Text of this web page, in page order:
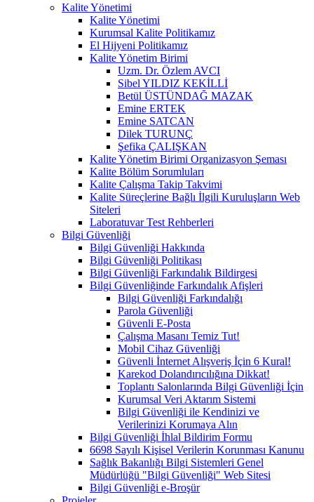
Kalite Yönetimi
Kalite Yönetimi
Kurumsal Kalite Politikamız
El Hijyeni Politikamız
Kalite Yönetim Birimi
Uzm. Dr. Özlem AVCI
Sibel YILDIZ KEKİLLİ
Betül ÜSTÜNDAĞ MAZAK
Emine ERTEK
Emine SATCAN
Dilek TURUNÇ
Şefika ÇALIŞKAN
Kalite Yönetim Birimi Organizasyon Şeması
Kalite Bölüm Sorumluları
Kalite Çalışma Takip Takvimi
Kalite Süreçlerine Bağlı İlgili Kuruluşların Web
Siteleri
Laboratuvar Test Rehberleri
Bilgi Güvenliği
Bilgi Güvenliği Hakkında
Bilgi Güvenliği Politikası
Bilgi Güvenliği Farkındalık Bildirgesi
Bilgi Güvenliğinde Farkındalık Afişleri
Bilgi Güvenliği Farkındalığı
Parola Güvenliği
Güvenli E-Posta
Çalışma Masanı Temiz Tut!
Mobil Cihaz Güvenliği
Güvenli İnternet Alışveriş İçin 6 Kural!
Karekod Dolandırıcılığına Dikkat!
Toplantı Salonlarında Bilgi Güvenliği İçin
Kurumsal Veri Aktarım Sistemi
Bilgi Güvenliği ile Kendinizi ve
Verilerinizi Korumaya Alın
Bilgi Güvenliği İhlal Bildirim Formu
6698 Sayılı Kişisel Verilerin Korunması Kanunu
Sağlık Bakanlığı Bilgi Sistemleri Genel
Müdürlüğü "Bilgi Güvenliği" Web Sitesi
Bilgi Güvenliği e-Broşür